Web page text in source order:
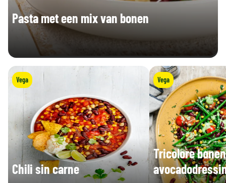
Pasta met een mix van bonen
Vega
Chili sin carne
Vega
Tricolore